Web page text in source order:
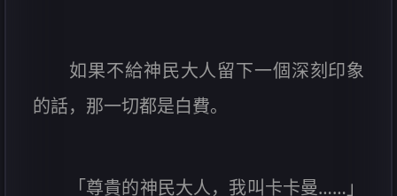
如果不給神民大人留下一個深刻印象
的話，那一切都是白費。
「尊貴的神民大人，我叫卡卡曼……」